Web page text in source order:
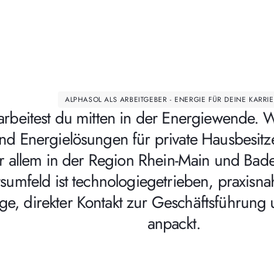
ALPHASOL ALS ARBEITGEBER - ENERGIE FÜR DEINE
du mitten in der Energiewende.
Energielösungen für private
allem in der Region Rhein-Main und
ist technologiegetrieben,
direkter Kontakt zur Geschäftsführung
anpackt.